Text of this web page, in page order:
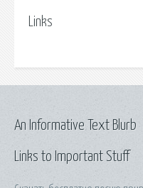
Links
Links to Important Stuff
An Informative Text Blurb